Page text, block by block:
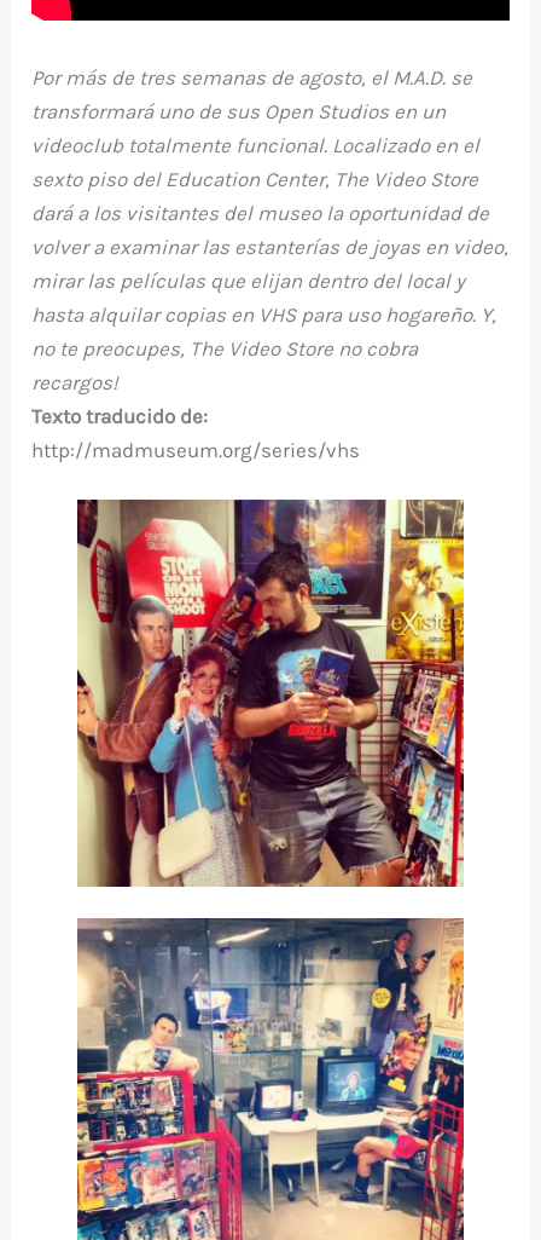
Por más de tres semanas de agosto, el M.A.D. se
transformará uno de sus Open Studios en un
videoclub totalmente funcional. Localizado en el
sexto piso del Education Center, The Video Store
dará a los visitantes del museo la oportunidad de
volver a examinar las estanterías de joyas en video,
mirar las películas que elijan dentro del local y
hasta alquilar copias en VHS para uso hogareño. Y,
no te preocupes, The Video Store no cobra
recargos!
Texto traducido de:
http://madmuseum.org/series/vhs